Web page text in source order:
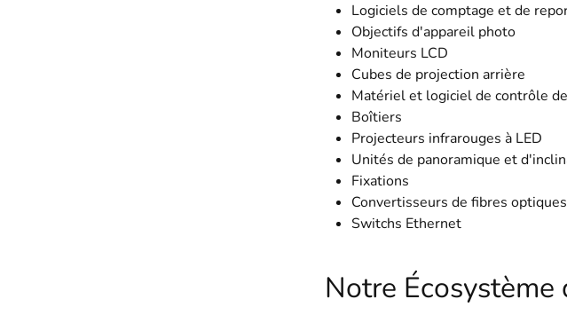
Logiciels de comptage et de
Objectifs d'appareil photo
Moniteurs LCD
Cubes de projection arrière
Matériel et logiciel de contrôle
Boîtiers
Projecteurs infrarouges à LED
Unités de panoramique et
Fixations
Convertisseurs de fibres optiques
Switchs Ethernet
Notre